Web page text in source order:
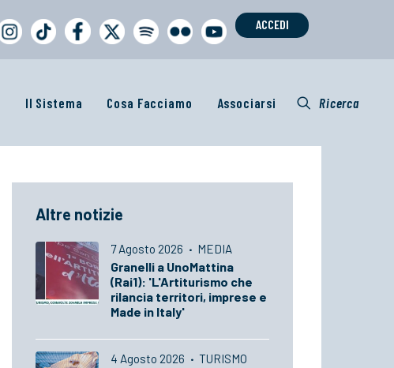
ACCEDI
Il Sistema Cosa Facciamo Associarsi Ricerca
Altre notizie
7 Agosto 2026 · MEDIA
Granelli a UnoMattina
(Rai1): 'L'Artiturismo che
rilancia territori, imprese e
Made in Italy'
4 Agosto 2026 · TURISMO